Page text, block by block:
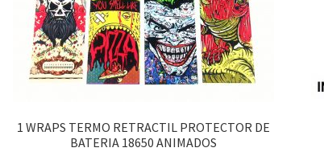
1 WRAPS TERMO RETRACTIL PROTECTOR DE
BATERIA 18650 ANIMADOS